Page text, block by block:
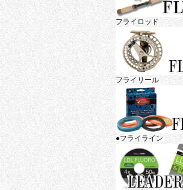
フライロッド
フライリール
●フライライン